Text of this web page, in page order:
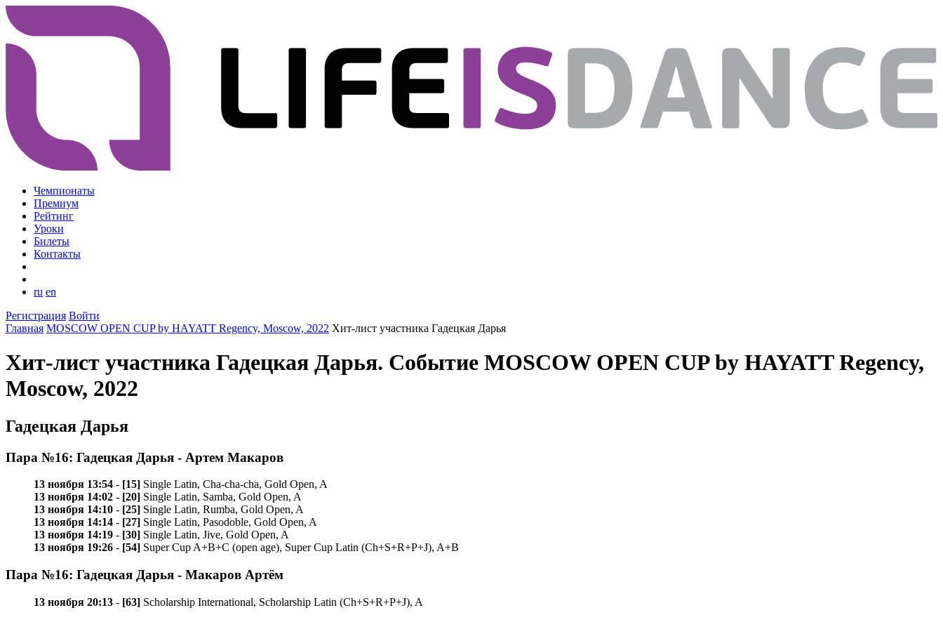
Чемпионаты
Премиум
Рейтинг
Уроки
Билеты
Контакты
ru en
Регистрация Войти
Главная MOSCOW OPEN CUP by HAYATT Regency, Moscow, 2022 Хит-лист участника Гадецкая Дарья
Хит-лист участника Гадецкая Дарья. Событие MOSCOW OPEN CUP by HAYATT Regency,
Moscow, 2022
Гадецкая Дарья
Пара №16: Гадецкая Дарья - Артем Макаров
13 ноября 13:54 - [15] Single Latin, Cha-cha-cha, Gold Open, A
13 ноября 14:02 - [20] Single Latin, Samba, Gold Open, A
13 ноября 14:10 - [25] Single Latin, Rumba, Gold Open, A
13 ноября 14:14 - [27] Single Latin, Pasodoble, Gold Open, A
13 ноября 14:19 - [30] Single Latin, Jive, Gold Open, A
13 ноября 19:26 - [54] Super Cup A+B+C (open age), Super Cup Latin (Ch+S+R+P+J), A+B
Пара №16: Гадецкая Дарья - Макаров Артём
13 ноября 20:13 - [63] Scholarship International, Scholarship Latin (Ch+S+R+P+J), A